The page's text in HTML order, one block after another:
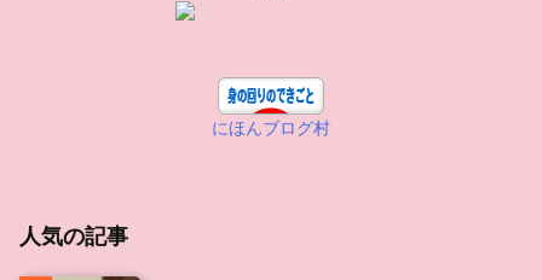
にほんブログ村
人気の記事